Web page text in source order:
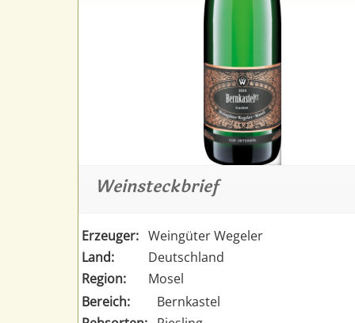
Weinsteckbrief
Erzeuger: Weingüter Wegeler
Land:
Deutschland
Region:
Mosel
Bereich:
Bernkastel